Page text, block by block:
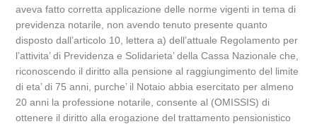
aveva fatto corretta applicazione delle norme vigenti in tema di
previdenza notarile, non avendo tenuto presente quanto
disposto dall’articolo 10, lettera a) dell’attuale Regolamento per
l’attivita’ di Previdenza e Solidarieta’ della Cassa Nazionale che,
riconoscendo il diritto alla pensione al raggiungimento del limite
di eta’ di 75 anni, purche’ il Notaio abbia esercitato per almeno
20 anni la professione notarile, consente al (OMISSIS) di
ottenere il diritto alla erogazione del trattamento pensionistico